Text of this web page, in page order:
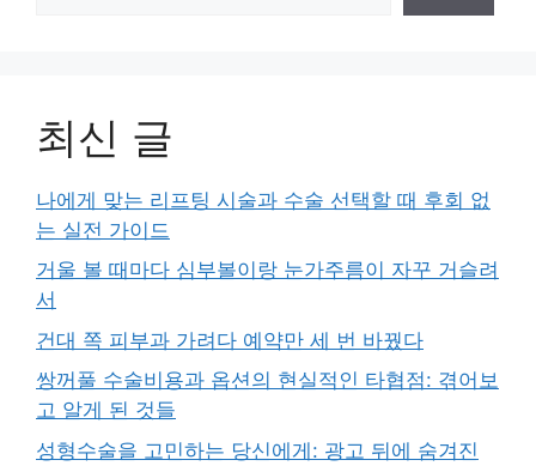
최신 글
나에게 맞는 리프팅 시술과 수술 선택할 때 후회 없
는 실전 가이드
거울 볼 때마다 심부볼이랑 눈가주름이 자꾸 거슬려
서
건대 쪽 피부과 가려다 예약만 세 번 바꿨다
쌍꺼풀 수술비용과 옵션의 현실적인 타협점: 겪어보
고 알게 된 것들
성형수술을 고민하는 당신에게: 광고 뒤에 숨겨진